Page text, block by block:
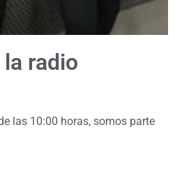
radio
las 10:00 horas, somos parte